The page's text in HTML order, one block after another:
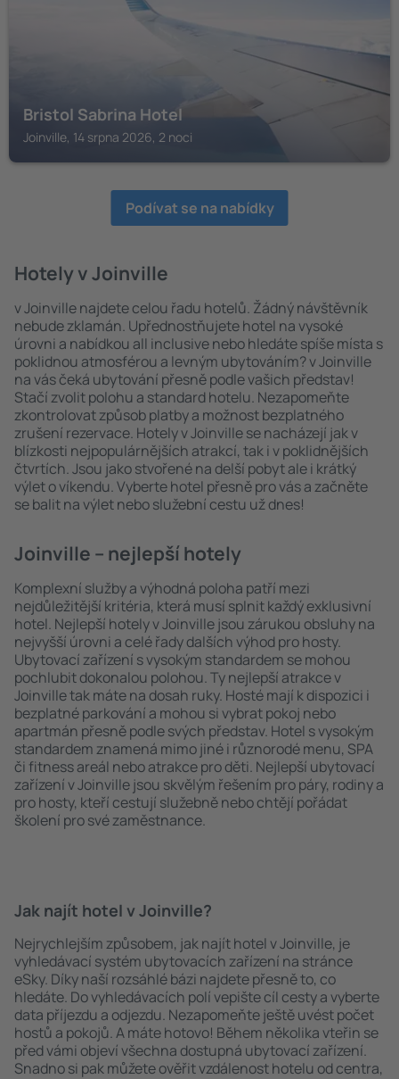
Bristol Sabrina Hotel
Joinville, 14 srpna 2026, 2 noci
Podívat se na nabídky
Hotely v Joinville
v Joinville najdete celou řadu hotelů. Žádný návštěvník
nebude zklamán. Upřednostňujete hotel na vysoké
úrovni a nabídkou all inclusive nebo hledáte spíše místa s
poklidnou atmosférou a levným ubytováním? v Joinville
na vás čeká ubytování přesně podle vašich představ!
Stačí zvolit polohu a standard hotelu. Nezapomeňte
zkontrolovat způsob platby a možnost bezplatného
zrušení rezervace. Hotely v Joinville se nacházejí jak v
blízkosti nejpopulárnějších atrakcí, tak i v poklidnějších
čtvrtích. Jsou jako stvořené na delší pobyt ale i krátký
výlet o víkendu. Vyberte hotel přesně pro vás a začněte
se balit na výlet nebo služební cestu už dnes!
Joinville – nejlepší hotely
Komplexní služby a výhodná poloha patří mezi
nejdůležitější kritéria, která musí splnit každý exklusivní
hotel. Nejlepší hotely v Joinville jsou zárukou obsluhy na
nejvyšší úrovni a celé řady dalších výhod pro hosty.
Ubytovací zařízení s vysokým standardem se mohou
pochlubit dokonalou polohou. Ty nejlepší atrakce v
Joinville tak máte na dosah ruky. Hosté mají k dispozici i
bezplatné parkování a mohou si vybrat pokoj nebo
apartmán přesně podle svých představ. Hotel s vysokým
standardem znamená mimo jiné i různorodé menu, SPA
či fitness areál nebo atrakce pro děti. Nejlepší ubytovací
zařízení v Joinville jsou skvělým řešením pro páry, rodiny a
pro hosty, kteří cestují služebně nebo chtějí pořádat
školení pro své zaměstnance.
Jak najít hotel v Joinville?
Nejrychlejším způsobem, jak najít hotel v Joinville, je
vyhledávací systém ubytovacích zařízení na stránce
eSky. Díky naší rozsáhlé bázi najdete přesně to, co
hledáte. Do vyhledávacích polí vepište cíl cesty a vyberte
data příjezdu a odjezdu. Nezapomeňte ještě uvést počet
hostů a pokojů. A máte hotovo! Během několika vteřin se
před vámi objeví všechna dostupná ubytovací zařízení.
Snadno si pak můžete ověřit vzdálenost hotelu od centra,